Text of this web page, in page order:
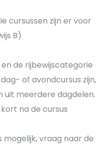
cursussen zijn er voor
B)
de rijbewijscategorie
of avondcursus zijn,
uit meerdere dagdelen.
na de cursus
mogelijk, vraag naar de